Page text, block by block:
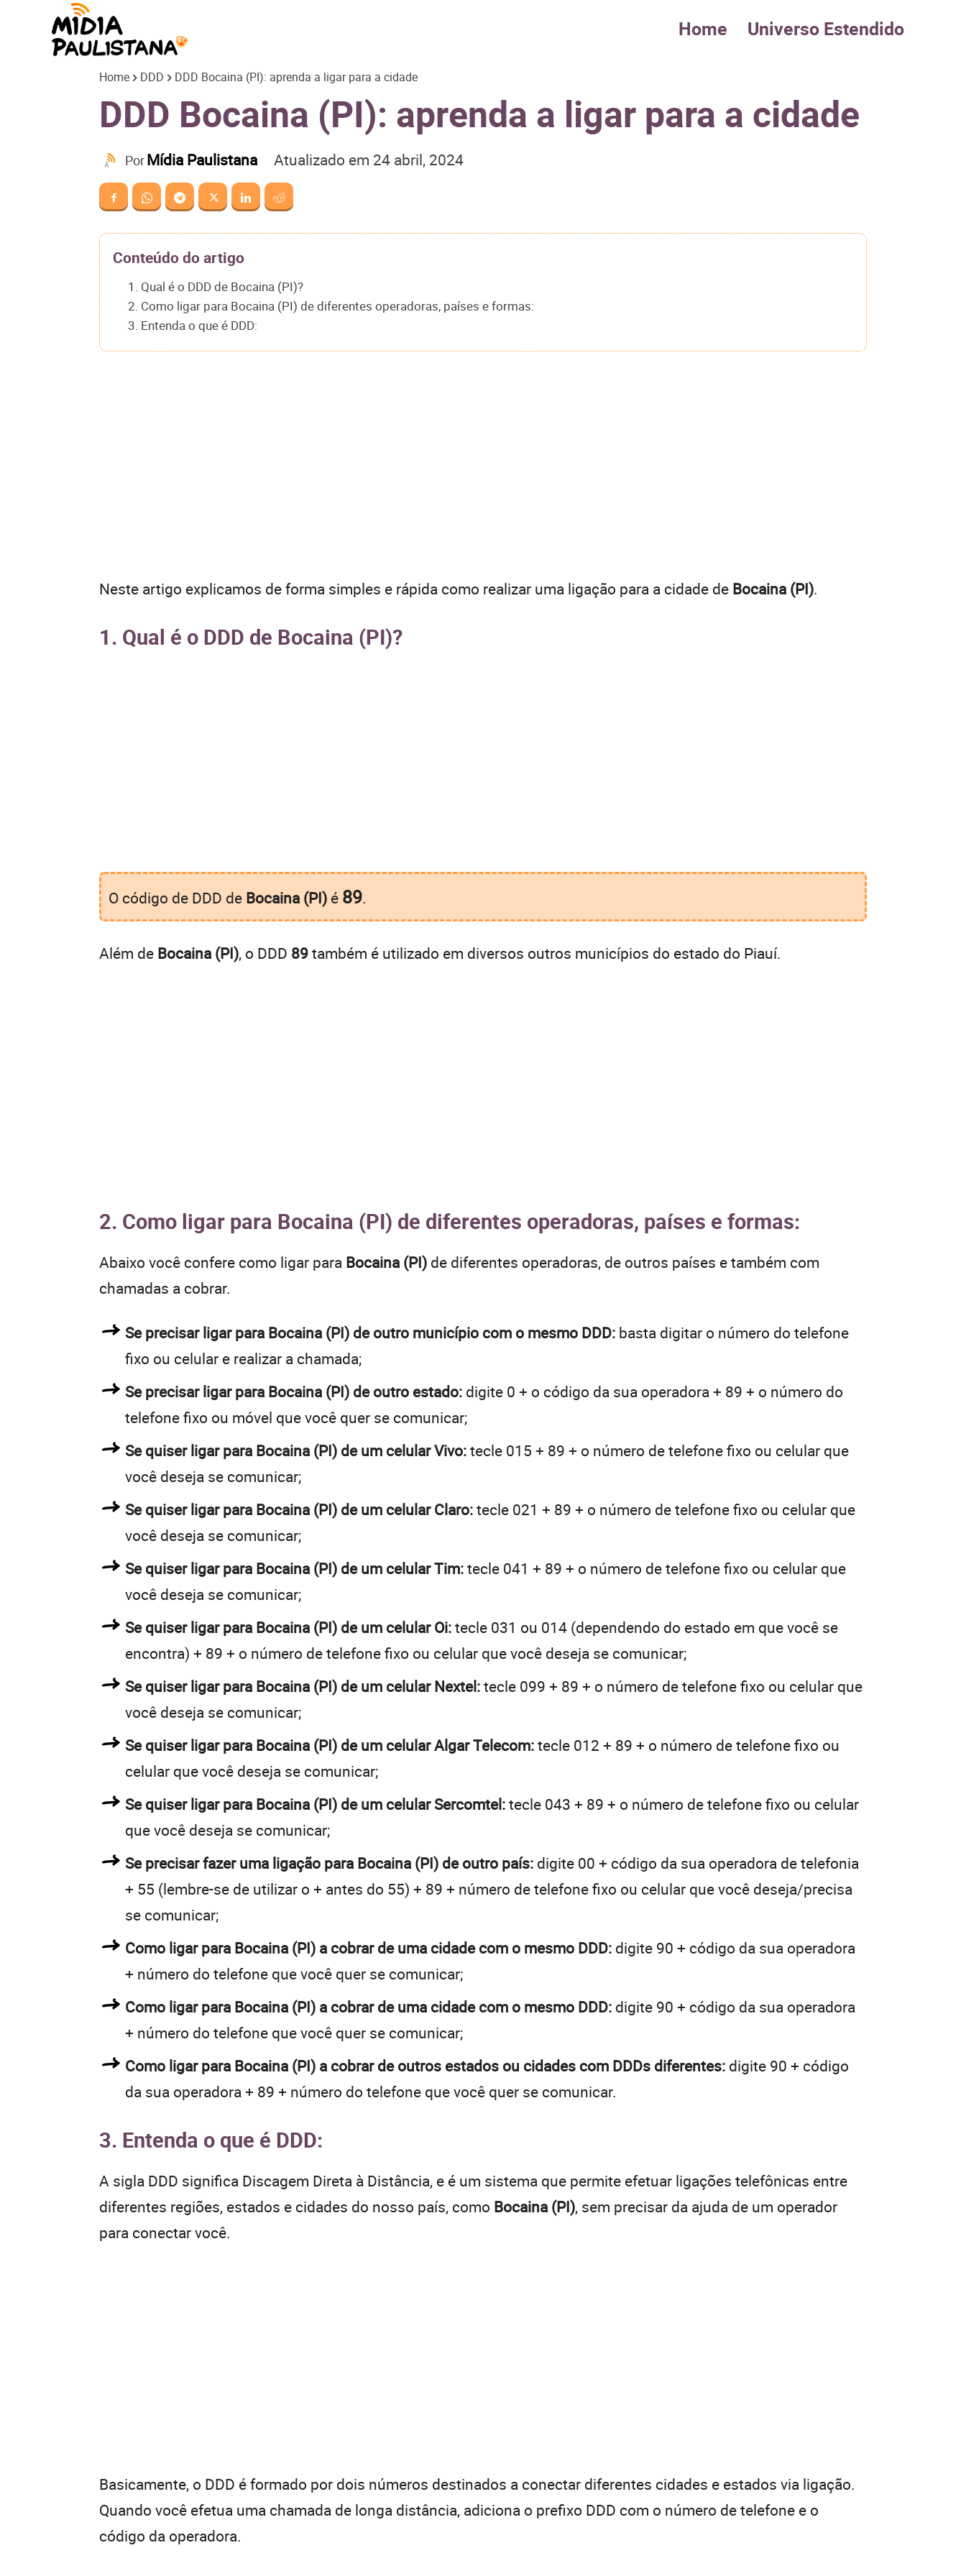
Paulistana
Home Universo Estendido
Home DDD DDD Bocaina (PI): aprenda a ligar para a cidade
DDD Bocaina (PI): aprenda a ligar para a cidade
PorMídia Paulistana Atualizado em 24 abril, 2024
Conteúdo do artigo
1. Qual é o DDD de Bocaina (PI)?
2. Como ligar para Bocaina (PI) de diferentes operadoras, países e formas:
3. Entenda o que é DDD:
Neste artigo explicamos de forma simples e rápida como realizar uma ligação para a cidade de Bocaina (PI).
1. Qual é o DDD de Bocaina (PI)?
O código de DDD de Bocaina (PI) é 89.
Além de Bocaina (PI), o DDD 89também é utilizado em diversos outros municípios do estado do Piauí.
2. Como ligar para Bocaina (PI) de diferentes operadoras, países e formas:
Abaixo você confere como ligar para Bocaina (PI) de diferentes operadoras, de outros países e também com
chamadas a cobrar.
Se precisar ligar para Bocaina (PI) de outro município com o mesmo DDD: basta digitar o número do telefone
fixo ou celular e realizar a chamada;
Se precisar ligar para Bocaina (PI) de outro estado: digite 0 + o código da sua operadora + 89 + o número do
telefone fixo ou móvel que você quer se comunicar;
Se quiser ligar para Bocaina (PI) de um celular Vivo:tecle 015 + 89 + o número de telefone fixo ou celular que
você deseja se comunicar;
Se quiser ligar para Bocaina (PI) de um celular Claro:tecle 021 + 89 + o número de telefone fixo ou celular que
você deseja se comunicar;
Se quiser ligar para Bocaina (PI) de um celular Tim:tecle 041 + 89 + o número de telefone fixo ou celular que
você deseja se comunicar;
Se quiser ligar para Bocaina (PI) de um celular Oi:tecle 031 ou 014 (dependendo do estado em que você se
encontra) + 89 + o número de telefone fixo ou celular que você deseja se comunicar;
Se quiser ligar para Bocaina (PI) de um celular Nextel:tecle 099 + 89 + o número de telefone fixo ou celular que
você deseja se comunicar;
Se quiser ligar para Bocaina (PI) de um celular Algar Telecom:tecle 012 + 89 + o número de telefone fixo ou
celular que você deseja se comunicar;
Se quiser ligar para Bocaina (PI) de um celular Sercomtel:tecle 043 + 89 + o número de telefone fixo ou celular
que você deseja se comunicar;
Se precisar fazer uma ligação para Bocaina (PI) de outro país: digite 00 + código da sua operadora de telefonia
+ 55 (lembre-se de utilizar o + antes do 55) + 89 + número de telefone fixo ou celular que você deseja/precisa
se comunicar;
Como ligar para Bocaina (PI) a cobrar de uma cidade com o mesmo DDD: digite 90 + código da sua operadora
+ número do telefone que você quer se comunicar;
Como ligar para Bocaina (PI) a cobrar de uma cidade com o mesmo DDD: digite 90 + código da sua operadora
+ número do telefone que você quer se comunicar;
Como ligar para Bocaina (PI) a cobrar de outros estados ou cidades com DDDs diferentes: digite 90 + código
da sua operadora + 89 + número do telefone que você quer se comunicar.
3. Entenda o que é DDD:
A sigla DDD significa Discagem Direta à Distância, e é um sistema que permite efetuar ligações telefônicas entre
diferentes regiões, estados e cidades do nosso país, como Bocaina (PI), sem precisar da ajuda de um operador
para conectar você.
Basicamente, o DDD é formado por dois números destinados a conectar diferentes cidades e estados via ligação.
Quando você efetua uma chamada de longa distância, adiciona o prefixo DDD com o número de telefone e o
código da operadora.